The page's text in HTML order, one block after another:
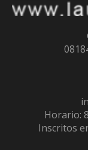
Horario:
Inscritos